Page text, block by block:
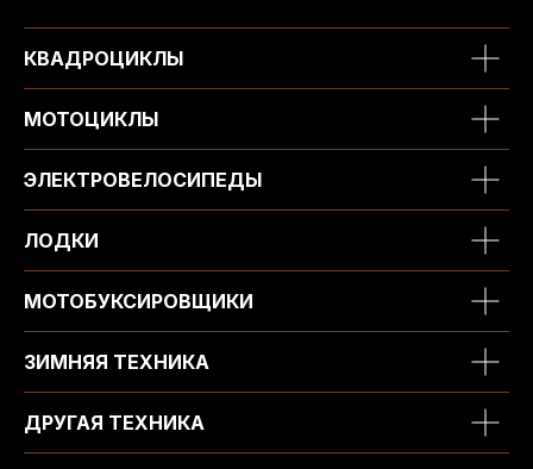
КВАДРОЦИКЛЫ
МОТОЦИКЛЫ
ЭЛЕКТРОВЕЛОСИПЕДЫ
ЛОДКИ
МОТОБУКСИРОВЩИКИ
ЗИМНЯЯ ТЕХНИКА
ДРУГАЯ ТЕХНИКА